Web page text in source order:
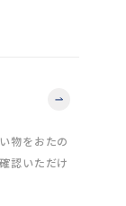
物をおたの
認いただけ